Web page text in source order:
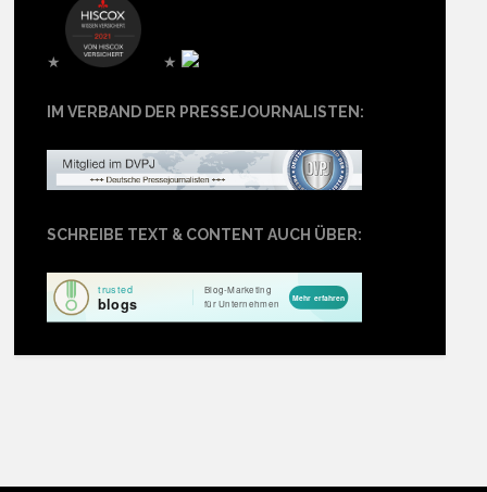
★ ★
IM VERBAND DER PRESSEJOURNALISTEN:
SCHREIBE TEXT & CONTENT AUCH ÜBER: